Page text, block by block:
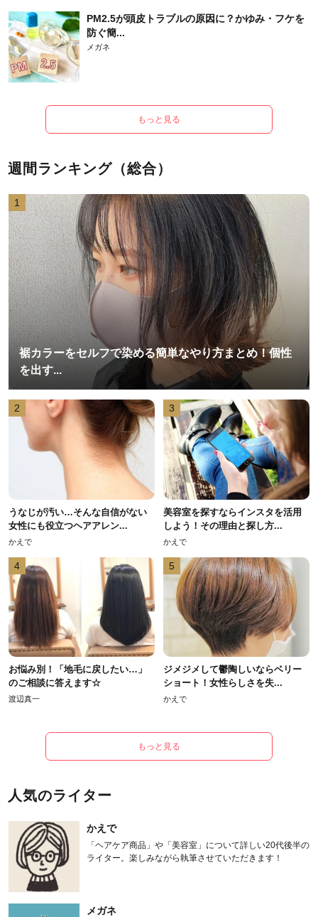
PM2.5が頭皮トラブルの原因に？かゆみ・フケを
防ぐ簡...
メガネ
もっと見る
週間ランキング（総合）
1
裾カラーをセルフで染める簡単なやり方まとめ！個性
を出す...
2
うなじが汚い…そんな自信がない
女性にも役立つヘアアレン...
かえで
3
美容室を探すならインスタを活用
しよう！その理由と探し方...
かえで
4
お悩み別！「地毛に戻したい…」
のご相談に答えます☆
渡辺真一
5
ジメジメして鬱陶しいならベリー
ショート！女性らしさを失...
かえで
もっと見る
人気のライター
かえで
「ヘアケア商品」や「美容室」について詳しい20代後半の
ライター。楽しみながら執筆させていただきます！
メガネ